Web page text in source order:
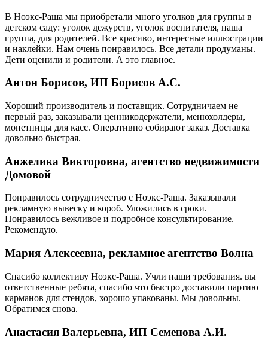
В Ноэкс-Раша мы приобретали много уголков для группы в
детском саду: уголок дежурств, уголок воспитателя, наша
группа, для родителей. Все красиво, интересные иллюстрации
и наклейки. Нам очень понравилось. Все детали продуманы.
Дети оценили и родители. А это главное.
Антон Борисов, ИП Борисов А.С.
Хороший производитель и поставщик. Сотрудничаем не
первый раз, заказывали ценникодержатели, менюхолдеры,
монетницы для касс. Оперативно собирают заказ. Доставка
довольно быстрая.
Анжелика Викторовна, агентство недвижимости
Домовой
Понравилось сотрудничество с Ноэкс-Раша. Заказывали
рекламную вывеску и короб. Уложились в сроки.
Понравилось вежливое и подробное консультирование.
Рекомендую.
Мария Алексеевна, рекламное агентство Волна
Спасибо коллективу Ноэкс-Раша. Учли наши требования. вы
ответственные ребята, спасибо что быстро доставили партию
карманов для стендов, хорошо упакованы. Мы довольны.
Обратимся снова.
Анастасия Валерьевна, ИП Семенова А.И.